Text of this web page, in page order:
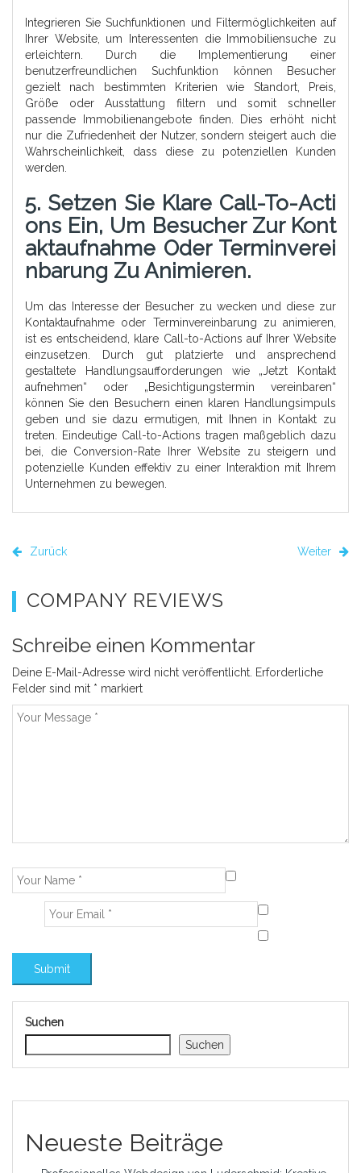
Integrieren Sie Suchfunktionen und Filtermöglichkeiten auf
Ihrer Website, um Interessenten die Immobiliensuche zu
erleichtern. Durch die Implementierung einer
benutzerfreundlichen Suchfunktion können Besucher
gezielt nach bestimmten Kriterien wie Standort, Preis,
Größe oder Ausstattung filtern und somit schneller
passende Immobilienangebote finden. Dies erhöht nicht
nur die Zufriedenheit der Nutzer, sondern steigert auch die
Wahrscheinlichkeit, dass diese zu potenziellen Kunden
werden.
5. Setzen Sie Klare Call-To-Acti
Ons Ein, Um Besucher Zur Kont
Aktaufnahme Oder Terminverei
Nbarung Zu Animieren.
Um das Interesse der Besucher zu wecken und diese zur
Kontaktaufnahme oder Terminvereinbarung zu animieren,
ist es entscheidend, klare Call-to-Actions auf Ihrer Website
einzusetzen. Durch gut platzierte und ansprechend
gestaltete Handlungsaufforderungen wie „Jetzt Kontakt
aufnehmen“ oder „Besichtigungstermin vereinbaren“
können Sie den Besuchern einen klaren Handlungsimpuls
geben und sie dazu ermutigen, mit Ihnen in Kontakt zu
treten. Eindeutige Call-to-Actions tragen maßgeblich dazu
bei, die Conversion-Rate Ihrer Website zu steigern und
potenzielle Kunden effektiv zu einer Interaktion mit Ihrem
Unternehmen zu bewegen.
Zurück Weiter
COMPANY REVIEWS
Schreibe einen Kommentar
Deine E-Mail-Adresse wird nicht veröffentlicht. Erforderliche
Felder sind mit * markiert
Suchen
Suchen
Neueste Beiträge